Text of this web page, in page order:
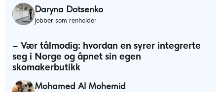
Daryna Dotsenko
jobber som renholder
– Vær tålmodig: hvordan en syrer integrerte
seg i Norge og åpnet sin egen
skomakerbutikk
Mohamed Al Mohemid